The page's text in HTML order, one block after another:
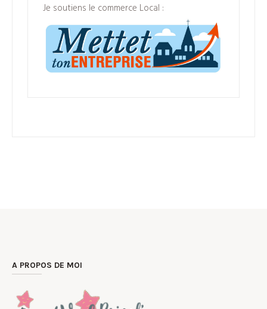
Je soutiens le commerce Local :
A PROPOS DE MOI